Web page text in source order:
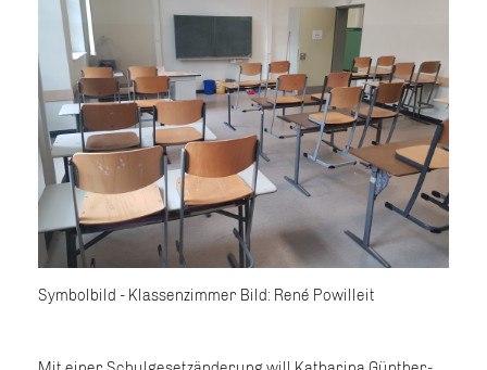
Symbolbild - Klassenzimmer Bild: René Powilleit